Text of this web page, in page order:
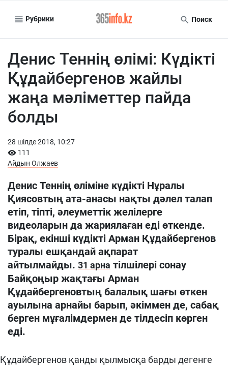
Рубрики Поиск
Денис Теннің өлімі: Күдікті
Құдайбергенов жайлы
жаңа мәліметтер пайда
болды
28 шiлде 2018, 10:27
111
Айдын Олжаев
Денис Теннің өліміне күдікті Нұралы
Қиясовтың ата-анасы нақты дәлел талап
етіп, тіпті, әлеуметтік желілерге
видеоларын да жариялаған еді өткенде.
Бірақ, екінші күдікті Арман Құдайбергенов
туралы ешқандай ақпарат
айтылмайды. 31 арна тілшілері сонау
Байқоңыр жақтағы Арман
Құдайбергеновтың балалық шағы өткен
ауылына арнайы барып, әкіммен де, сабақ
берген мұғалімдермен де тілдесіп көрген
еді.
Құдайбергенов қанды қылмысқа барды дегенге